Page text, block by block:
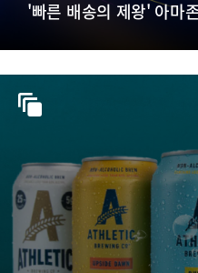
'빠른 배송의 제왕' 아마